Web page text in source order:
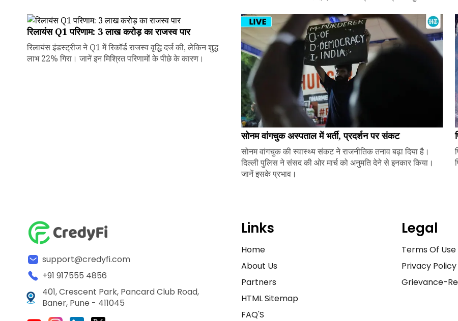
रिलायंस Q1 परिणाम: ₹3 लाख करोड़ का राजस्व पार
रिलायंस इंडस्ट्रीज ने Q1 में रिकॉर्ड राजस्व वृद्धि दर्ज की, लेकिन शुद्ध
लाभ 22% गिरा। जानें इन मिश्रित परिणामों के पीछे के कारण।
सोनम वांगचुक अस्पताल में भर्ती, प्रदर्शन पर संकट
सोनम वांगचुक की स्वास्थ्य संकट ने राजनीतिक तनाव बढ़ा दिया है।
दिल्ली पुलिस ने संसद की ओर मार्च को अनुमति देने से इनकार किया।
जानें इसके प्रभाव।
support@credyfi.com
+91 917555 4856
401, Crescent Park, Pancard Club Road,
Baner, Pune - 411045
Links
Home
About Us
Partners
HTML Sitemap
FAQ'S
Legal
Terms Of Use
Privacy Policy
Grievance-